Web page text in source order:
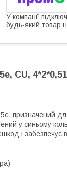
У компанії
будь-який товар
CU,
призначений
у синьому
і